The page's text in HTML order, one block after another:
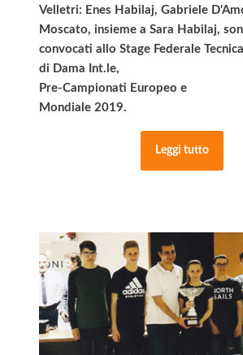
Velletri: Enes Habilaj, Gabriele
Moscato, insieme a Sara Habilaj,
convocati allo Stage Federale
di Dama Int.le,
Pre-Campionati Europeo e
Mondiale 2019.
Leggi tutto